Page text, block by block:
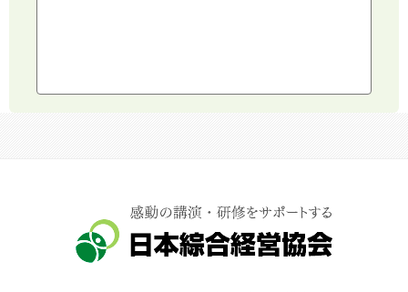
コミュニケーション・話し方
キャスター・アナウンサー
俳優・タレント・モデル